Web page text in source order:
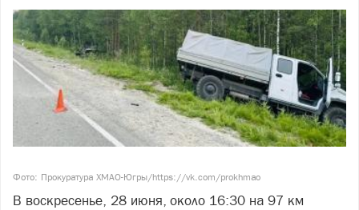
Фото: Прокуратура ХМАО-Югры/https://vk.com/prokhmao
В воскресенье, 28 июня, около 16:30 на 97 км